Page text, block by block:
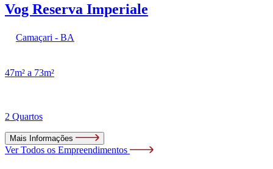
Vog Reserva Imperiale
Camaçari - BA
47m² a 73m²
2 Quartos
Mais Informações
Ver Todos os Empreendimentos